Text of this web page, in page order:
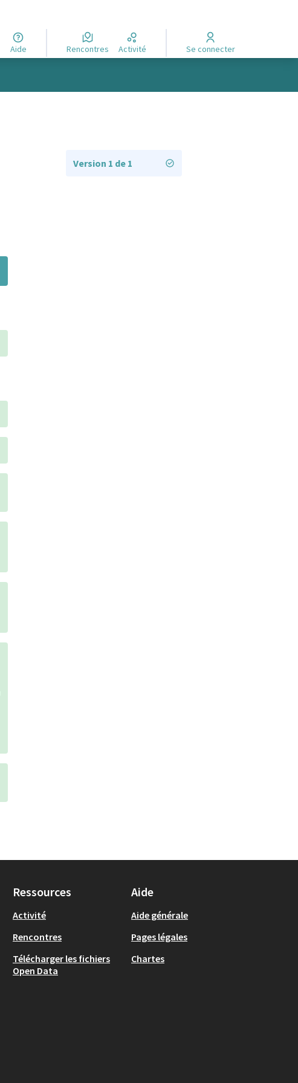
Aide Rencontres Activité Se connecter
Version 1 de 1
Ressources
Activité
Rencontres
Télécharger les fichiers
Open Data
Aide
Aide générale
Pages légales
Chartes